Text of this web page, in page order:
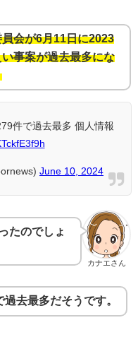
会が6月11日に2023
事案が過去最多にな
件で過去最多 個人情報
June 10, 2024
カナエさん
たのでしょ
去最多だそうです。